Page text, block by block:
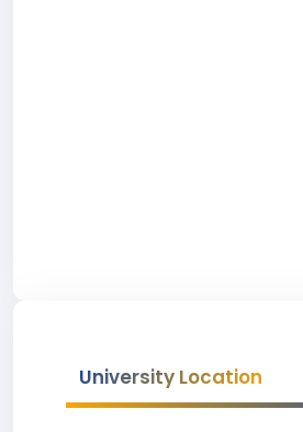
University Location